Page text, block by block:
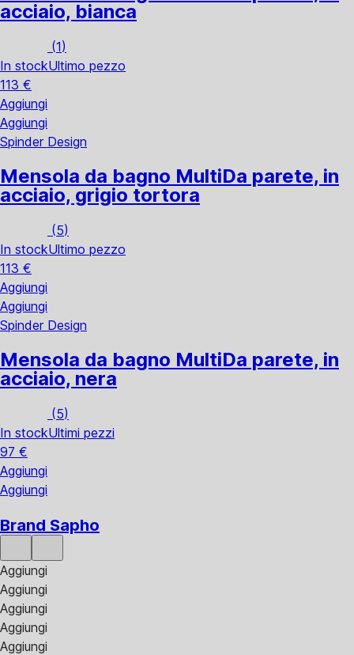
acciaio, bianca
(1)
In stockUltimo pezzo
113 €
Aggiungi
Aggiungi
Spinder Design
Mensola da bagno MultiDa parete, in
acciaio, grigio tortora
(5)
In stockUltimo pezzo
113 €
Aggiungi
Aggiungi
Spinder Design
Mensola da bagno MultiDa parete, in
acciaio, nera
(5)
In stockUltimi pezzi
97 €
Aggiungi
Aggiungi
Brand Sapho
Aggiungi
Aggiungi
Aggiungi
Aggiungi
Aggiungi